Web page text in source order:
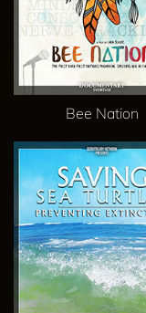
Bee Nation